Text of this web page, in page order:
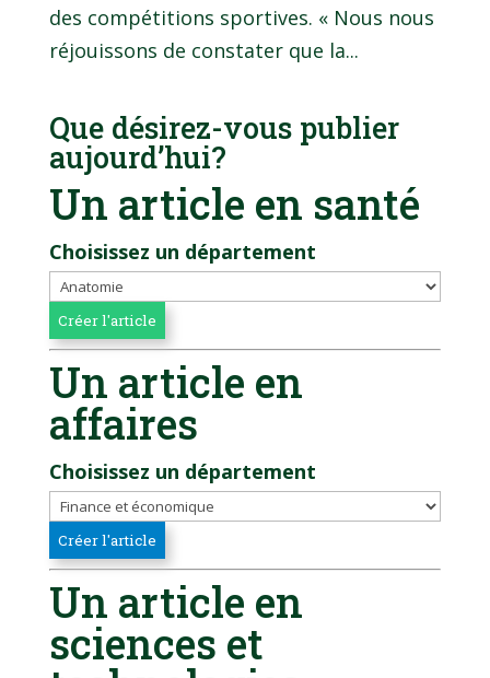
des compétitions sportives. « Nous nous
réjouissons de constater que la...
Que désirez-vous publier
aujourd’hui?
Un article en santé
Choisissez un département
Un article en
affaires
Choisissez un département
Un article en
sciences et